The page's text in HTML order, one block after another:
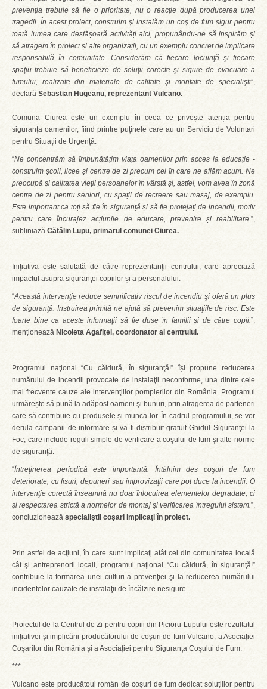
prevenţia trebuie să fie o prioritate, nu o reacţie după producerea unei
tragedii. În acest proiect, construim şi instalăm un coş de fum sigur pentru
toată lumea care desfășoară activități aici, propunându-ne să inspirăm și
să atragem în proiect și alte organizații, cu un exemplu concret de implicare
responsabilă în comunitate. Considerăm că fiecare locuinţă şi fiecare
spaţiu trebuie să beneficieze de soluţii corecte şi sigure de evacuare a
fumului, realizate din materiale de calitate şi montate de specialişti”,
declară Sebastian Hugeanu, reprezentant Vulcano.
Comuna Ciurea este un exemplu în ceea ce privește atenția pentru
siguranța oamenilor, fiind printre puținele care au un Serviciu de Voluntari
pentru Situații de Urgență.
“Ne concentrăm să îmbunătățim viața oamenilor prin acces la educație -
construim școli, licee și centre de zi precum cel în care ne aflăm acum. Ne
preocupă și calitatea vieții persoanelor în vârstă și, astfel, vom avea în zonă
centre de zi pentru seniori, cu spații de recreere sau masaj, de exemplu.
Este important ca toți să fie în siguranță și să fie protejați de incendii, motiv
pentru care încurajez acțiunile de educare, prevenire și reabilitare.”,
subliniază Cătălin Lupu, primarul comunei Ciurea.
Iniţiativa este salutată de către reprezentanţii centrului, care apreciază
impactul asupra siguranţei copiilor și a personalului.
“Această intervenţie reduce semnificativ riscul de incendiu şi oferă un plus
de siguranţă. Instruirea primită ne ajută să prevenim situaţiile de risc. Este
foarte bine ca aceste informații să fie duse în familii și de către copii.”,
menționează Nicoleta Agafiței, coordonator al centrului.
Programul naţional “Cu căldură, în siguranţă!” își propune reducerea
numărului de incendii provocate de instalaţii neconforme, una dintre cele
mai frecvente cauze ale intervenţiilor pompierilor din România. Programul
urmărește să pună la adăpost oameni şi bunuri, prin atragerea de parteneri
care să contribuie cu produsele și munca lor. În cadrul programului, se vor
derula campanii de informare și va fi distribuit gratuit Ghidul Siguranţei la
Foc, care include reguli simple de verificare a coşului de fum şi alte norme
de siguranţă.
“Întreţinerea periodică este importantă. Întâlnim des coşuri de fum
deteriorate, cu fisuri, depuneri sau improvizaţii care pot duce la incendii. O
intervenţie corectă înseamnă nu doar înlocuirea elementelor degradate, ci
şi respectarea strictă a normelor de montaj şi verificarea întregului sistem.”,
concluzionează specialiștii coșari implicați în proiect.
Prin astfel de acţiuni, în care sunt implicaţi atât cei din comunitatea locală
cât şi antreprenorii locali, programul naţional “Cu căldură, în siguranţă!”
contribuie la formarea unei culturi a prevenţiei şi la reducerea numărului
incidentelor cauzate de instalaţii de încălzire nesigure.
Proiectul de la Centrul de Zi pentru copiii din Picioru Lupului este rezultatul
inițiativei și implicării producătorului de coșuri de fum Vulcano, a Asociației
Coșarilor din România și a Asociației pentru Siguranța Coșului de Fum.
***
Vulcano este producătoul român de coșuri de fum dedicat soluțiilor pentru